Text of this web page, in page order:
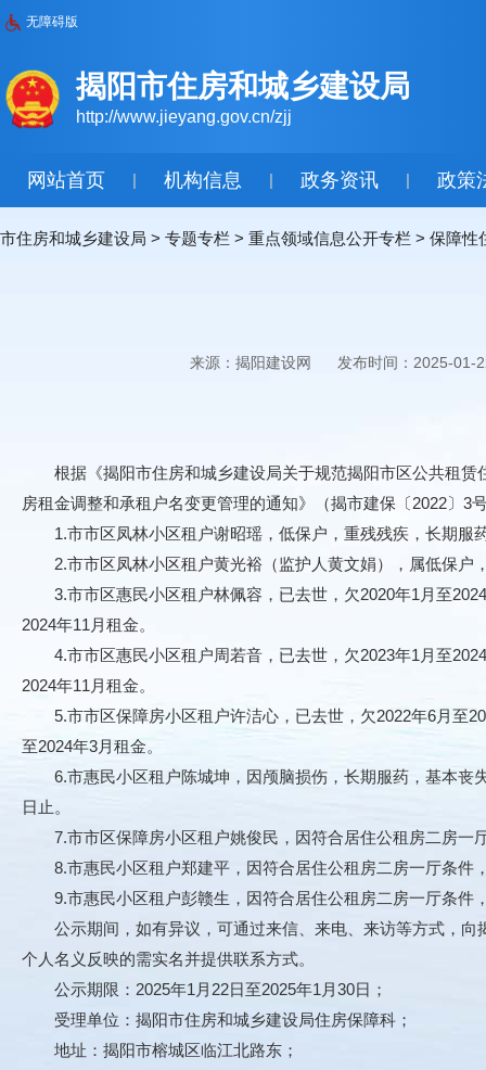
无障碍版
揭阳市住房和城乡建设局
http://www.jieyang.gov.cn/zjj
网站首页 | 机构信息 | 政务资讯 | 政策
市住房和城乡建设局 > 专题专栏 > 重点领域信息公开专栏 > 保障性
来源：揭阳建设网 发布时间：2025-01-
根据《揭阳市住房和城乡建设局关于规范揭阳市区公共租赁
房租金调整和承租户名变更管理的通知》（揭市建保〔2022〕
1.市市区凤林小区租户谢昭瑶，低保户，重残残疾，长期服
2.市市区凤林小区租户黄光裕（监护人黄文娟），属低保户
3.市市区惠民小区租户林佩容，已去世，欠2020年1月至
2024年11月租金。
4.市市区惠民小区租户周若音，已去世，欠2023年1月至
2024年11月租金。
5.市市区保障房小区租户许洁心，已去世，欠2022年6月至
至2024年3月租金。
6.市惠民小区租户陈城坤，因颅脑损伤，长期服药，基本丧
日止。
7.市市区保障房小区租户姚俊民，因符合居住公租房二房一
8.市惠民小区租户郑建平，因符合居住公租房二房一厅条件
9.市惠民小区租户彭赣生，因符合居住公租房二房一厅条件
公示期间，如有异议，可通过来信、来电、来访等方式，向
个人名义反映的需实名并提供联系方式。
公示期限：2025年1月22日至2025年1月30日；
受理单位：揭阳市住房和城乡建设局住房保障科；
地址：揭阳市榕城区临江北路东；